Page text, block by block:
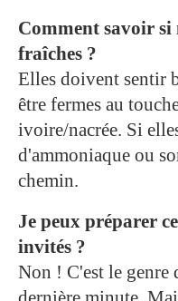
Comment savoir si
fraîches ?
Elles doivent sentir
être fermes au
ivoire/nacrée. Si
d'ammoniaque ou
chemin.
Je peux préparer
invités ?
Non ! C'est le genre